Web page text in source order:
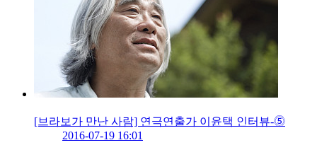
[브라보가 만난 사람] 연극연출가 이윤택 인터뷰-⓹
2016-07-19 16:01